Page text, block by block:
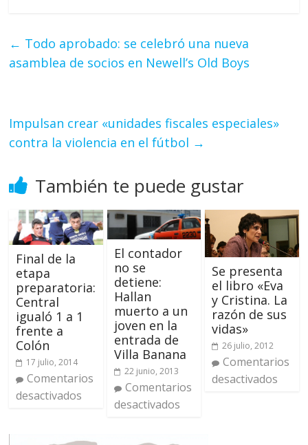
← Todo aprobado: se celebró una nueva
asamblea de socios en Newell’s Old Boys
Impulsan crear «unidades fiscales especiales»
contra la violencia en el fútbol →
También te puede gustar
Final de la
etapa
preparatoria:
Central
igualó 1 a 1
frente a
Colón
17 julio, 2014
Comentarios
desactivados
El contador
no se
detiene:
Hallan
muerto a un
joven en la
entrada de
Villa Banana
22 junio, 2013
Comentarios
desactivados
Se presenta
el libro «Eva
y Cristina. La
razón de sus
vidas»
26 julio, 2012
Comentarios
desactivados